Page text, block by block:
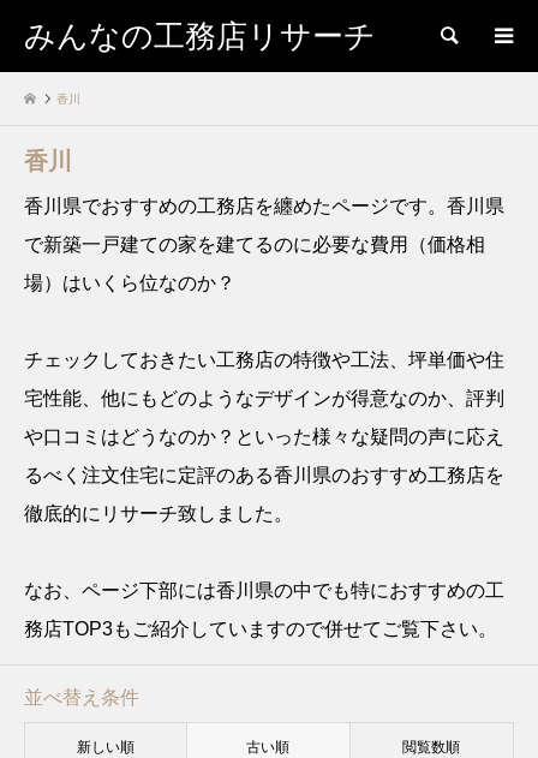
みんなの工務店リサーチ 検索
香川
香川
香川県でおすすめの工務店を纏めたページです。香川県
で新築一戸建ての家を建てるのに必要な費用（価格相
場）はいくら位なのか？
チェックしておきたい工務店の特徴や工法、坪単価や住
宅性能、他にもどのようなデザインが得意なのか、評判
や口コミはどうなのか？といった様々な疑問の声に応え
るべく注文住宅に定評のある香川県のおすすめ工務店を
徹底的にリサーチ致しました。
なお、ページ下部には香川県の中でも特におすすめの工
務店TOP3もご紹介していますので併せてご覧下さい。
並べ替え条件
新しい順 古い順 閲覧数順